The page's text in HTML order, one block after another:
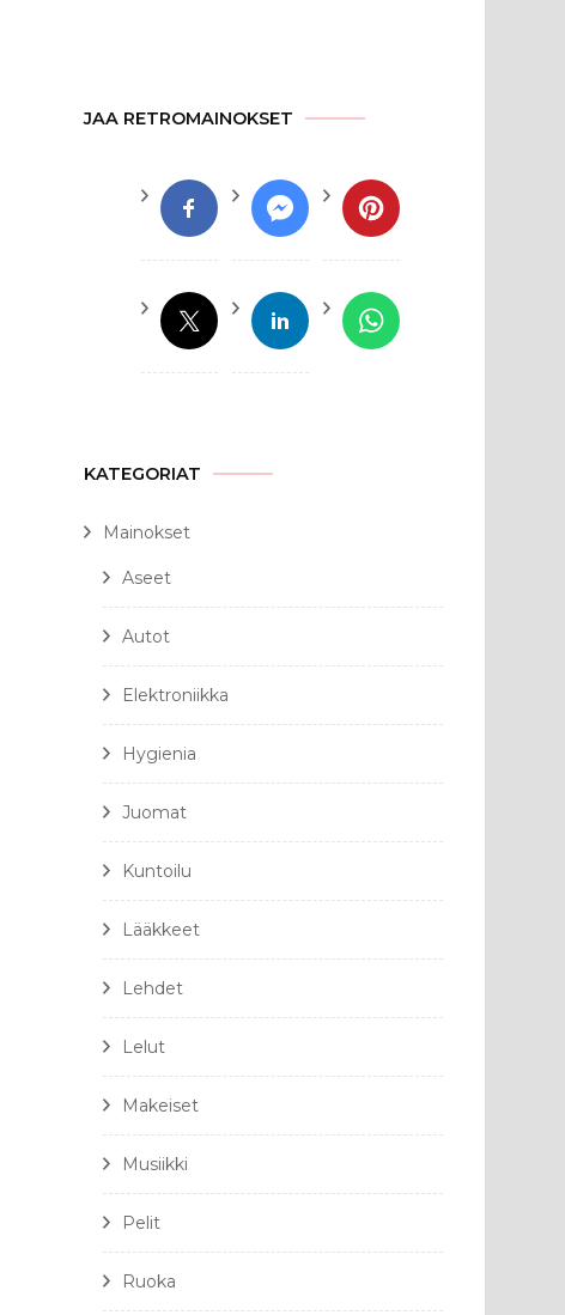
JAA RETROMAINOKSET
KATEGORIAT
Mainokset
Aseet
Autot
Elektroniikka
Hygienia
Juomat
Kuntoilu
Lääkkeet
Lehdet
Lelut
Makeiset
Musiikki
Pelit
Ruoka